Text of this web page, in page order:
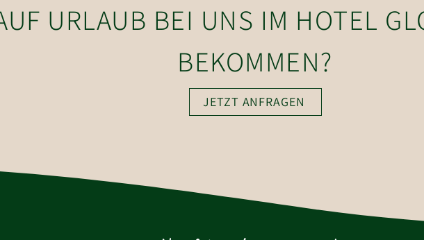
URLAUB BEI UNS IM HOTEL
BEKOMMEN?
JETZT ANFRAGEN